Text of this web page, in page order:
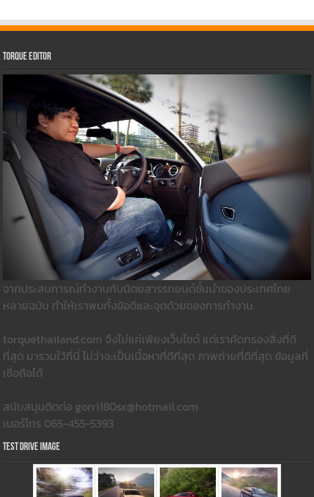
Torque Editor
จากประสบการณ์ทำงานกับนิตยสารรถยนต์ชั้นนำของประเทศไทย
หลายฉบับ ทำให้เราพบทั้งข้อดีและจุดด้วยของการทำงาน
torquethailand.com จึงไม่แค่เพียงเว็บไซต์ แต่เราคัดกรองสิ่งที่ดี
ที่สุด มารวมใว้ที่นี่ ไม่ว่าจะเป็นเนื้อหาที่ดีที่สุด ภาพถ่ายที่ดีที่สุด ข้อมูลที่
เชื่อถือได้
สนับสนุนติดต่อ gorri180sx@hotmail.com
เบอร์โทร 065-455-5393
Test Drive Image